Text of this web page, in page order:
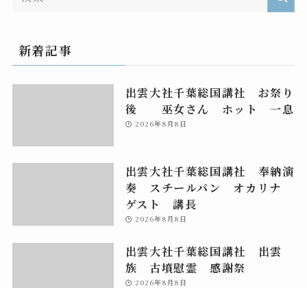
新着記事
出雲大社千葉総国講社 お祭り
後 巫女さん ホット 一息
2026年8月8日
出雲大社千葉総国講社 奉納演
奏 スチールパン オカリナ
ゲスト 講長
2026年8月8日
出雲大社千葉総国講社 出雲
族 古墳慰霊 感謝祭
2026年8月8日